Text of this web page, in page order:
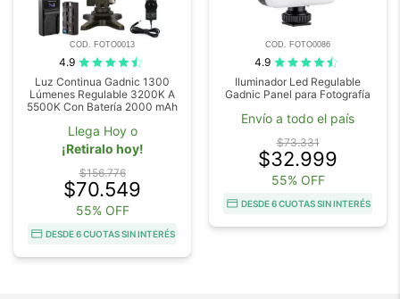
COD. FOTO0013
4.9
Luz Continua Gadnic 1300
Lúmenes Regulable 3200K A
5500K Con Batería 2000 mAh
Llega Hoy o
¡Retiralo hoy!
$156.776
$70.549
55% OFF
DESDE 6 CUOTAS SIN INTERÉS
COD. FOTO0086
4.9
Iluminador Led Regulable
Gadnic Panel para Fotografía
Envío a todo el país
$73.331
$32.999
55% OFF
DESDE 6 CUOTAS SIN INTERÉS